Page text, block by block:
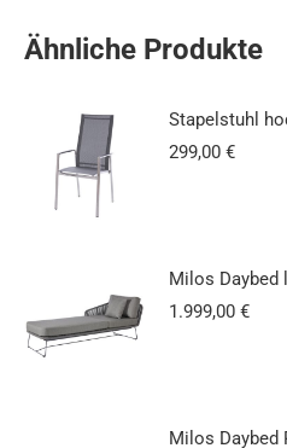
Ähnliche Produkte
Stapelstuhl
299,00 €
Milos Daybed
1.999,00 €
Milos Daybed